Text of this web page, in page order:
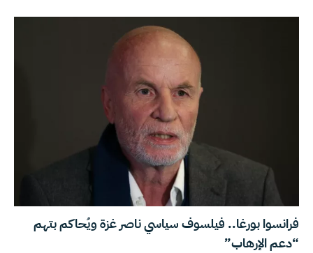
فرانسوا بورغا.. فيلسوف سياسي ناصر غزة ويُحاكم بتهم
“دعم الإرهاب”